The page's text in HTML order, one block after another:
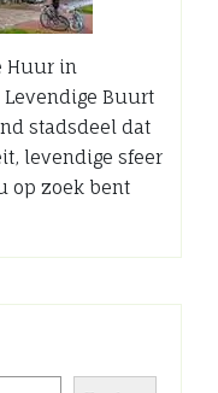
Huur in
Levendige Buurt
stadsdeel dat
levendige sfeer
op zoek bent